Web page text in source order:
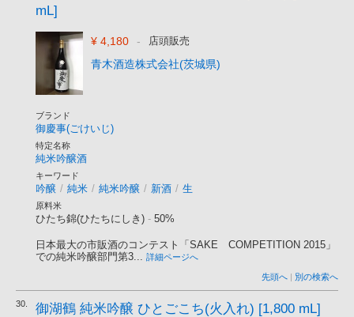
mL]
¥ 4,180 - 店頭販売
青木酒造株式会社(茨城県)
ブランド
御慶事(ごけいじ)
特定名称
純米吟醸酒
キーワード
吟醸 / 純米 / 純米吟醸 / 新酒 / 生
原料米
ひたち錦(ひたちにしき) - 50%
日本最大の市販酒のコンテスト「SAKE COMPETITION 2015」
での純米吟醸部門第3... 詳細ページへ
先頭へ | 別の検索へ
30. 御湖鶴 純米吟醸 ひとごこち(火入れ) [1,800 mL]